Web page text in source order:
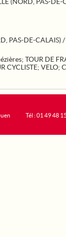
PAS-DE-CALAIS) /
; TOUR DE
CYCLISTE; VELO;
Tél : 01 49 48